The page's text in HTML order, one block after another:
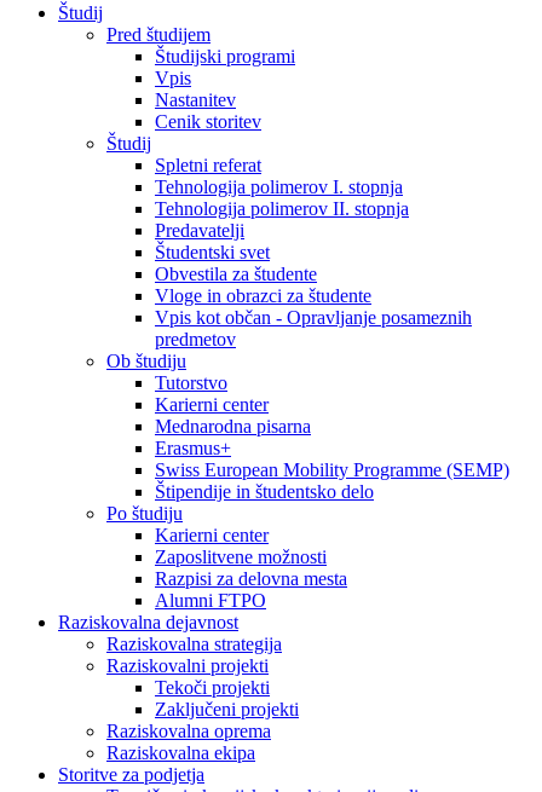
Študij
Pred študijem
Študijski programi
Vpis
Nastanitev
Cenik storitev
Študij
Spletni referat
Tehnologija polimerov I. stopnja
Tehnologija polimerov II. stopnja
Predavatelji
Študentski svet
Obvestila za študente
Vloge in obrazci za študente
Vpis kot občan - Opravljanje posameznih
predmetov
Ob študiju
Tutorstvo
Karierni center
Mednarodna pisarna
Erasmus+
Swiss European Mobility Programme (SEMP)
Štipendije in študentsko delo
Po študiju
Karierni center
Zaposlitvene možnosti
Razpisi za delovna mesta
Alumni FTPO
Raziskovalna dejavnost
Raziskovalna strategija
Raziskovalni projekti
Tekoči projekti
Zaključeni projekti
Raziskovalna oprema
Raziskovalna ekipa
Storitve za podjetja